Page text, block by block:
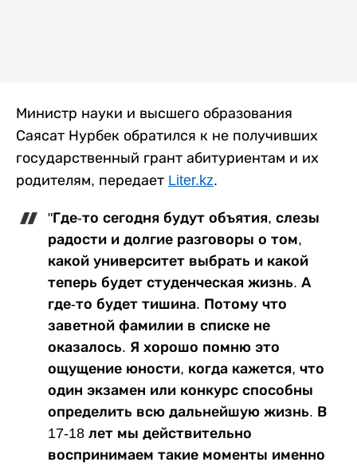
Министр науки и высшего образования
Саясат Нурбек обратился к не получивших
государственный грант абитуриентам и их
родителям, передает Liter.kz.
"Где-то сегодня будут объятия, слезы
радости и долгие разговоры о том,
какой университет выбрать и какой
теперь будет студенческая жизнь. А
где-то будет тишина. Потому что
заветной фамилии в списке не
оказалось. Я хорошо помню это
ощущение юности, когда кажется, что
один экзамен или конкурс способны
определить всю дальнейшую жизнь. В
17-18 лет мы действительно
воспринимаем такие моменты именно